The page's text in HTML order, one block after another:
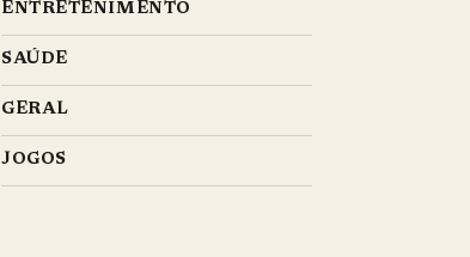
ENTRETENIMENTO
SAÚDE
GERAL
JOGOS